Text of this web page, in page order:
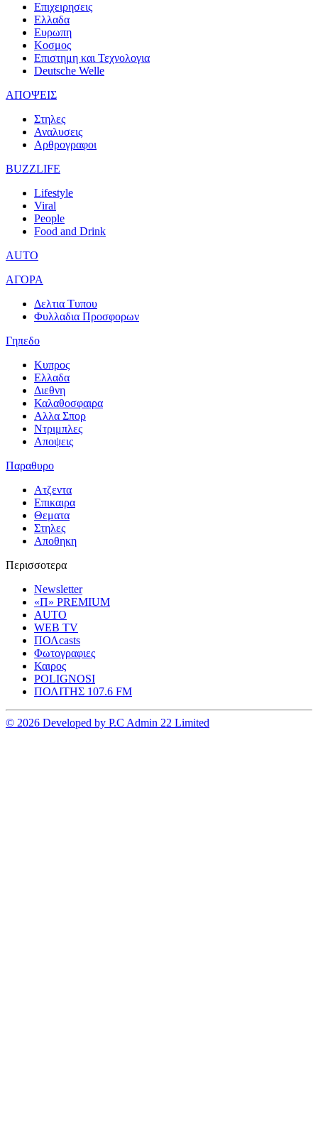
Επιχειρησεις
Ελλαδα
Ευρωπη
Κοσμος
Επιστημη και Τεχνολογια
Deutsche Welle
ΑΠΟΨΕΙΣ
Στηλες
Αναλυσεις
Αρθρογραφοι
BUZZLIFE
Lifestyle
Viral
People
Food and Drink
AUTO
ΑΓΟΡΑ
Δελτια Τυπου
Φυλλαδια Προσφορων
Γηπεδο
Κυπρος
Ελλαδα
Διεθνη
Καλαθοσφαιρα
Αλλα Σπορ
Ντριμπλες
Αποψεις
Παραθυρο
Ατζεντα
Επικαιρα
Θεματα
Στηλες
Αποθηκη
Περισσοτερα
Newsletter
«Π» PREMIUM
AUTO
WEB TV
ΠΟΛcasts
Φωτογραφιες
Καιρος
POLIGNOSI
ΠΟΛΙΤΗΣ 107.6 FM
© 2026 Developed by P.C Admin 22 Limited